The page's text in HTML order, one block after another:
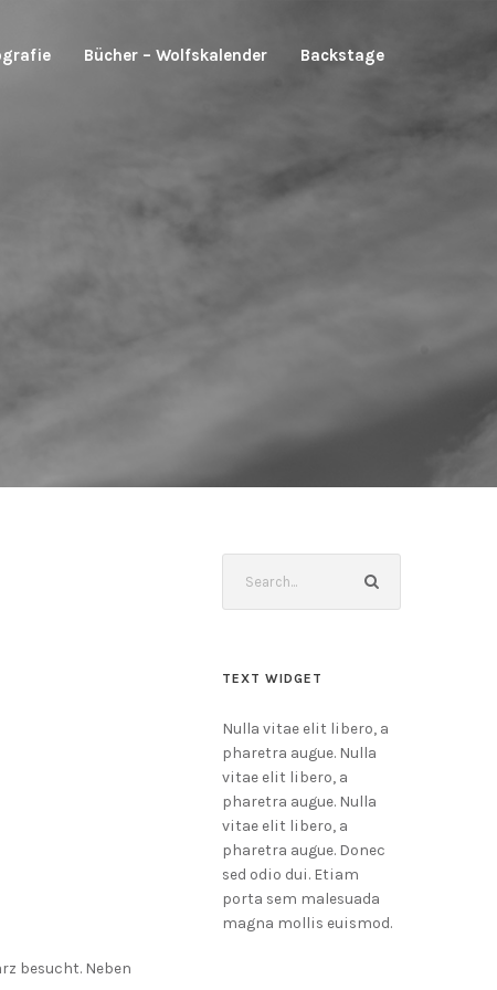
Bücher – Wolfskalender Backstage
besucht. Neben
TEXT WIDGET
Nulla vitae elit libero, a
pharetra augue. Nulla
vitae elit libero, a
pharetra augue. Nulla
vitae elit libero, a
pharetra augue. Donec
sed odio dui. Etiam
porta sem malesuada
magna mollis euismod.